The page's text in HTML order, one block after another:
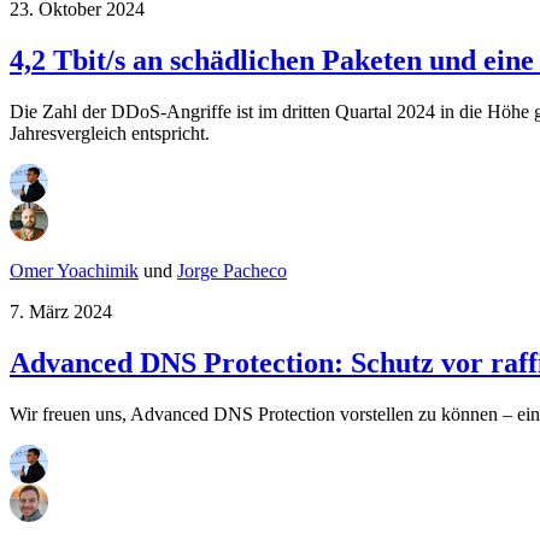
23. Oktober 2024
4,2 Tbit/s an schädlichen Paketen und
Die Zahl der DDoS-Angriffe ist im dritten Quartal 2024 in die Höhe
Jahresvergleich entspricht.
Omer Yoachimik und Jorge Pacheco
7. März 2024
Advanced DNS Protection: Schutz vor
Wir freuen uns, Advanced DNS Protection vorstellen zu können –